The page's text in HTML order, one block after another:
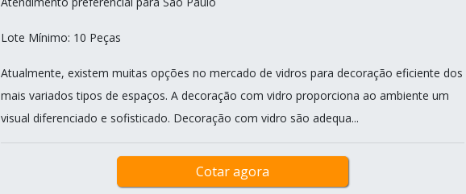
Lote Mínimo: 10 Peças
Atualmente, existem muitas opções no mercado de vidros para decoração eficiente dos
mais variados tipos de espaços. A decoração com vidro proporciona ao ambiente um
visual diferenciado e sofisticado. Decoração com vidro são adequa...
Cotar agora